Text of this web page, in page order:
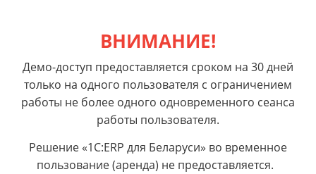
ВНИМАНИЕ!
Демо-доступ предоставляется сроком на 30 дней
только на одного пользователя с ограничением
работы не более одного одновременного сеанса
работы пользователя.
Решение «1С:ERP для Беларуси» во временное
пользование (аренда) не предоставляется.